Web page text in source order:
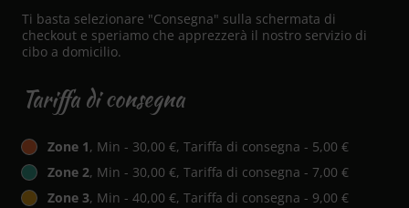
Ti basta selezionare "Consegna" sulla schermata di
checkout e speriamo che apprezzerà il nostro servizio di
cibo a domicilio.
Tariffa di consegna
Zone 1, Min - 30,00 €, Tariffa di consegna - 5,00 €
Zone 2, Min - 30,00 €, Tariffa di consegna - 7,00 €
Zone 3, Min - 40,00 €, Tariffa di consegna - 9,00 €